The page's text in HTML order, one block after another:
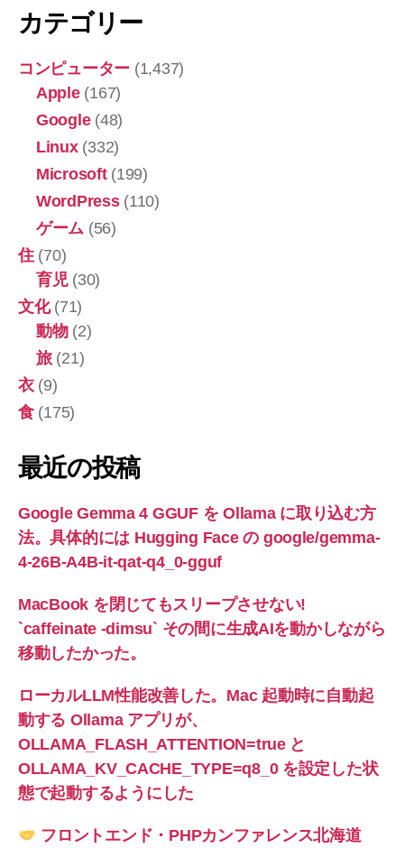
カテゴリー
コンピューター (1,437)
Apple(167)
Google(48)
Linux(332)
Microsoft(199)
WordPress(110)
ゲーム (56)
住(70)
育児(30)
文化(71)
動物(2)
旅(21)
衣(9)
食(175)
最近の投稿
Google Gemma 4 GGUF を Ollama に取り込む方
法。具体的には Hugging Face の google/gemma-
4-26B-A4B-it-qat-q4_0-gguf
MacBook を閉じてもスリープさせない!
`caffeinate -dimsu` その間に生成AIを動かしながら
移動したかった。
ローカルLLM性能改善した。Mac 起動時に自動起
動する Ollama アプリが、
OLLAMA_FLASH_ATTENTION=true と
OLLAMA_KV_CACHE_TYPE=q8_0 を設定した状
態で起動するようにした
フロントエンド・PHPカンファレンス北海道